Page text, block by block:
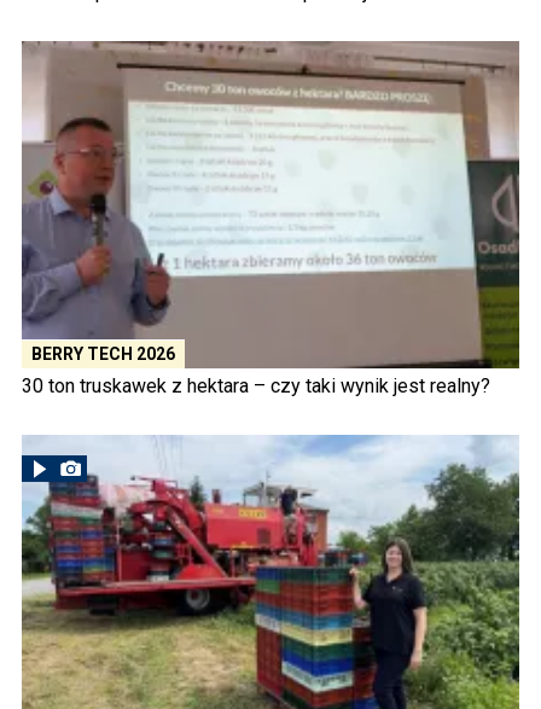
BERRY TECH 2026
30 ton truskawek z hektara – czy taki wynik jest realny?